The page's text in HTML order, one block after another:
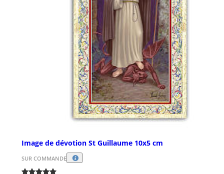
Image de dévotion St Guillaume 10x5 cm
SUR COMMANDE